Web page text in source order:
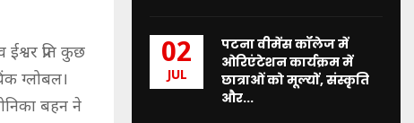
ईश्वर प्रति कुछ
ग्लोबल।
बहन ने
02
JUL
पटना वीमेंस कॉलेज में
ओरिएंटेशन कार्यक्रम में
छात्राओं को मूल्यों, संस्कृति
और...